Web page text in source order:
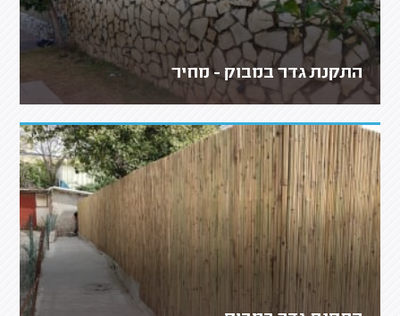
התקנת גדר במבוק - מחיר